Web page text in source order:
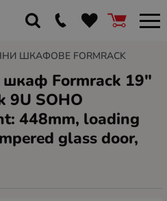
ШКАФОВЕ FORMRACK
Formrack 19"
9U SOHO
448mm, loading
glass door,